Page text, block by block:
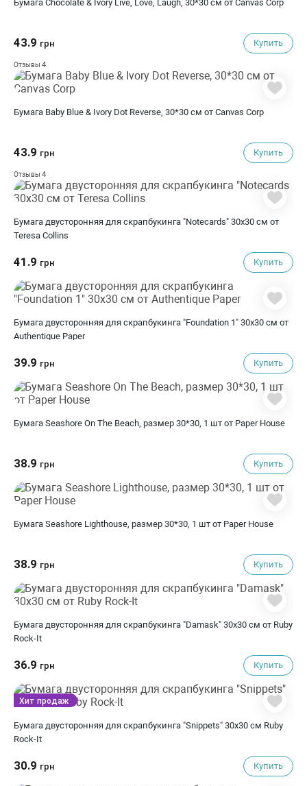
Бумага Chocolate & Ivory Live, Love, Laugh, 30*30 см от Canvas Corp
43.9 грн Купить
Отзывы 4
Бумага Baby Blue & Ivory Dot Reverse, 30*30 см от Canvas Corp
43.9 грн Купить
Отзывы 4
Бумага двусторонняя для скрапбукинга "Notecards" 30х30 см от
Teresa Collins
41.9 грн Купить
Бумага двусторонняя для скрапбукинга "Foundation 1" 30х30 см от
Authentique Paper
39.9 грн Купить
Бумага Seashore On The Beach, размер 30*30, 1 шт от Paper House
38.9 грн Купить
Бумага Seashore Lighthouse, размер 30*30, 1 шт от Paper House
38.9 грн Купить
Бумага двусторонняя для скрапбукинга "Damask" 30х30 см от Ruby
Rock-It
36.9 грн Купить
Бумага двусторонняя для скрапбукинга "Snippets" 30х30 см Ruby
Rock-It
30.9 грн Купить
Хит продаж